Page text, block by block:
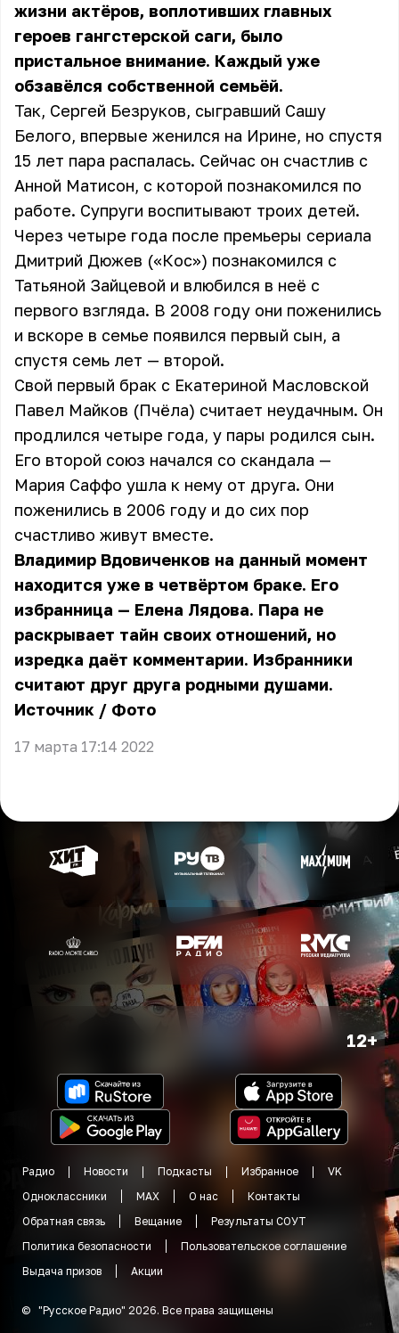
жизни актёров, воплотивших главных
героев гангстерской саги, было
пристальное внимание. Каждый уже
обзавёлся собственной семьёй.
Так, Сергей Безруков, сыгравший Сашу
Белого, впервые женился на Ирине, но спустя
15 лет пара распалась. Сейчас он счастлив с
Анной Матисон, с которой познакомился по
работе. Супруги воспитывают троих детей.
Через четыре года после премьеры сериала
Дмитрий Дюжев («Кос») познакомился с
Татьяной Зайцевой и влюбился в неё с
первого взгляда. В 2008 году они поженились
и вскоре в семье появился первый сын, а
спустя семь лет — второй.
Свой первый брак с Екатериной Масловской
Павел Майков (Пчёла) считает неудачным. Он
продлился четыре года, у пары родился сын.
Его второй союз начался со скандала —
Мария Саффо ушла к нему от друга. Они
поженились в 2006 году и до сих пор
счастливо живут вместе.
Владимир Вдовиченков на данный момент
находится уже в четвёртом браке. Его
избранница — Елена Лядова. Пара не
раскрывает тайн своих отношений, но
изредка даёт комментарии. Избранники
считают друг друга родными душами.
Источник / Фото
17 марта 17:14 2022
12+
Радио Новости Подкасты Избранное
VK
Одноклассники
MAX О нас
Контакты
Обратная связь
Вещание
Результаты СОУТ
Политика безопасности
Пользовательское соглашение
Выдача призов
Акции
© "Русское Радио" 2026. Все права защищены